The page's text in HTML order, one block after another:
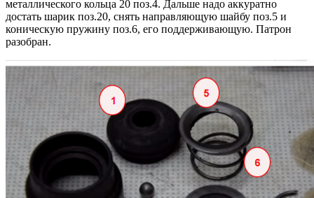
металлического кольца 20 поз.4. Дальше надо аккуратно
достать шарик поз.20, снять направляющую шайбу поз.5 и
коническую пружину поз.6, его поддерживающую. Патрон
разобран.